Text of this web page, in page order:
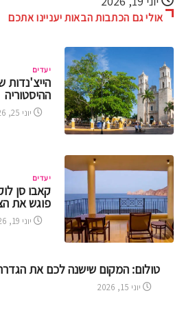
אולי גם הכתבות הבאות יעניינו אתכם
יעדים
הייצ'נדות
ההיסטוריה
יוני 25, 2026
יעדים
קאבו סן
פוגש את
יוני 19, 2026
טולום: המקום שישנה לכם את
יוני 15, 2026